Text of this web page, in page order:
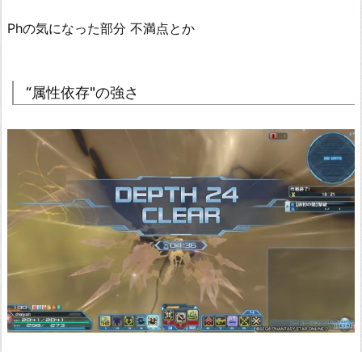
Phの気になった部分 不満点とか
“属性依存"の強さ